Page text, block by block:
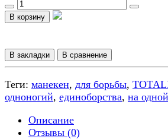
В корзину
В закладки В сравнение
Теги: манекен, для борьбы,
одноногий, единоборства, на
Описание
Отзывы (0)